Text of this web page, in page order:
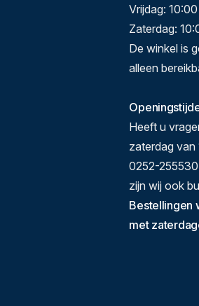
Vrijdag:
Zaterdag:
De winkel is
alleen
Heeft u
zaterdag van
0252-
zijn wij ook
Bestellingen
met